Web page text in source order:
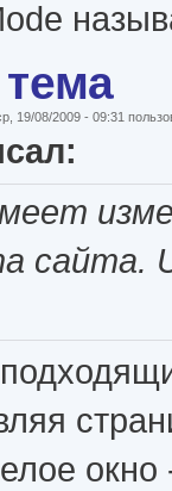
19/08/2009 - 09:31
сайта.
окно